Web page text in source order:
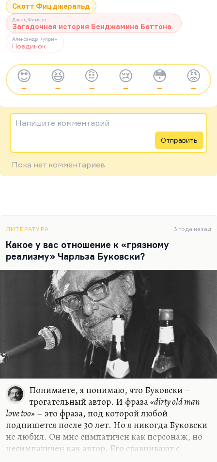
Скотт Фицджеральд
Дэвид Финчер
Загадочная история Бенджамина Баттона
Александр Куприн
Поединок
😍
—
😆
—
🤨
—
😢
—
😳
—
😡
—
Напишите комментарий
Отправить
Пока нет комментариев
ЛИТЕРАТУРА 3 года назад
Какое у вас отношение к «грязному
реализму» Чарльза Буковски?
Понимаете, я понимаю, что Буковски –
трогательный автор. И фраза«dirty old man
love too»– это фраза, под которой любой
подпишется после 30 лет. Но я никогда Буковски
не любил. Он мне симпатичен как персонаж, но
несимпатичен как автор. Его сравнивают с